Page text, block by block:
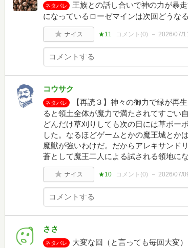
ネタバレ
王族との話し合いで神の力が暴
になっているローゼマインは次回どうな
ナイス ★11 コメント(0) 2026/07/
コウサク
ネタバレ
【再読３】神々の御力で緑が再
ると領土全体が魔力で満たされてすごい
どんだけ草刈りしても次の日には草ボー
した。なるほどゲームとかの魔王城とか
魔獣が強いわけだ。だからアレキサンド
蒼として魔王二人による試される領地に
ナイス ★10 コメント(0) 2026/07/
ささ
ネタバレ
大変な回（と言っても毎回大変